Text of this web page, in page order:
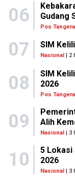
06
Gudang
Pos
07 SIM
Nasional | 2
08
SIM
2026
Pos
09
Alih
Nasional| 3
10
5 Lokasi
2026
Nasional| 3